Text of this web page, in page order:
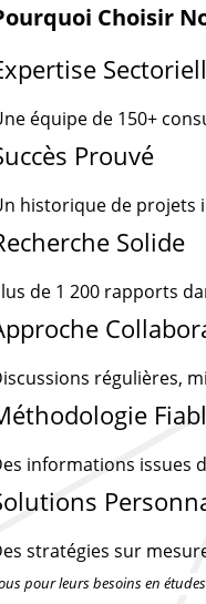
Choisir
équipe de 150+
Prouvé
historique de projets
Solide
de 1 200 rapports
régulières,
informations issues
stratégies sur
pour leurs besoins en